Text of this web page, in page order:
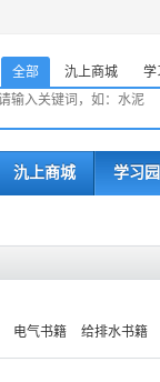
全部 氿上商城 学
氿上商城 学习
电气书籍 给排水书籍